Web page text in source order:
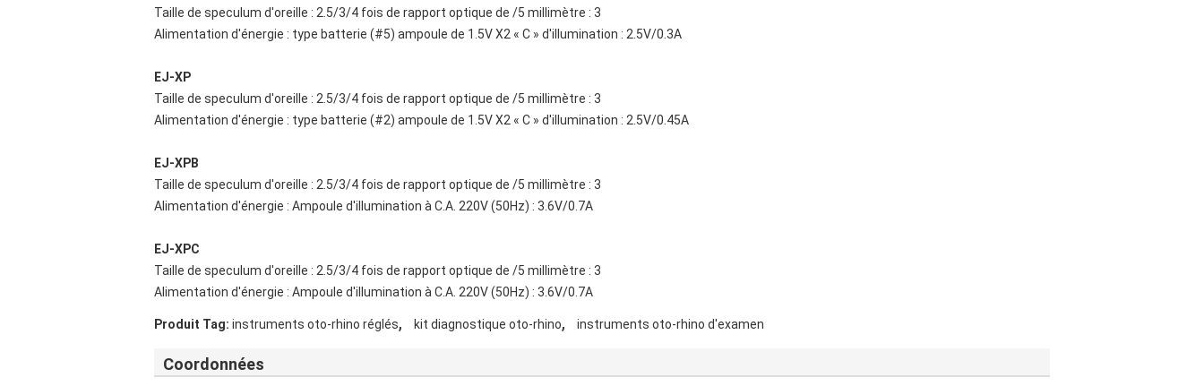
Taille de speculum d'oreille : 2.5/3/4 fois de rapport optique de /5 millimètre : 3
Alimentation d'énergie : type batterie (#5) ampoule de 1.5V X2 « C » d'illumination : 2.5V/0.3A
EJ-XP
Taille de speculum d'oreille : 2.5/3/4 fois de rapport optique de /5 millimètre : 3
Alimentation d'énergie : type batterie (#2) ampoule de 1.5V X2 « C » d'illumination : 2.5V/0.45A
EJ-XPB
Taille de speculum d'oreille : 2.5/3/4 fois de rapport optique de /5 millimètre : 3
Alimentation d'énergie : Ampoule d'illumination à C.A. 220V (50Hz) : 3.6V/0.7A
EJ-XPC
Taille de speculum d'oreille : 2.5/3/4 fois de rapport optique de /5 millimètre : 3
Alimentation d'énergie : Ampoule d'illumination à C.A. 220V (50Hz) : 3.6V/0.7A
Produit Tag: instruments oto-rhino réglés, kit diagnostique oto-rhino, instruments oto-rhino d'examen
Coordonnées